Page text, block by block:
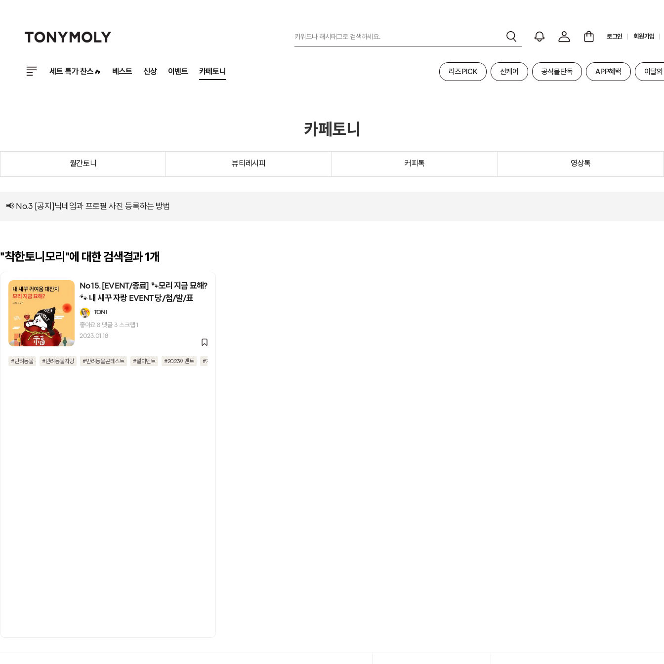
로그인 회원가입
세트 특가 찬스🔥 베스트 신상 이벤트 카페토니 리즈PICK 선케어 공식몰단독 APP혜택 이달
카페토니
월간토니 뷰티레시피 커피톡 영상톡
📢 No.3 [공지]닉네임과 프로필 사진 등록하는 방법
"착한토니모리"에 대한 검색결과 1개
No 15. [EVENT/종료] 🐾모리 지금 묘해?
🐾 내 새꾸 자랑 EVENT 당/첨/발/표
TONI
좋아요 8 댓글 3 스크랩1
2023.01.18
#반려동물 #반려동물자랑 #반려동물콘테스트 #설이벤트 #2023이벤트 #계묘년